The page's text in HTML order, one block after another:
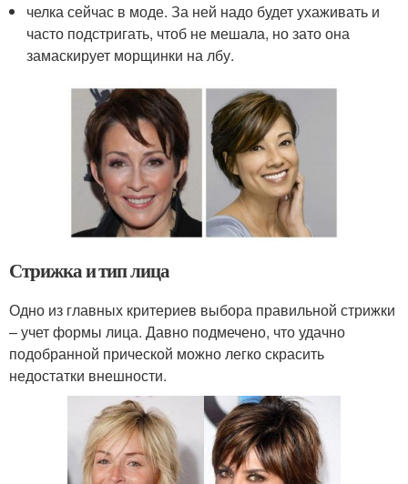
челка сейчас в моде. За ней надо будет ухаживать и
часто подстригать, чтоб не мешала, но зато она
замаскирует морщинки на лбу.
Стрижка и тип лица
Одно из главных критериев выбора правильной стрижки
– учет формы лица. Давно подмечено, что удачно
подобранной прической можно легко скрасить
недостатки внешности.